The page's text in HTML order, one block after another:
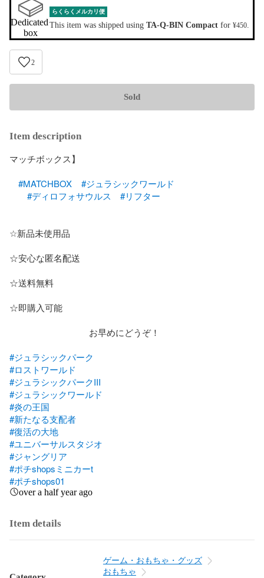
Dedicated
box
らくらくメルカリ便
This item was shipped using TA-Q-BIN Compact for ¥450.
2
Sold
Item description
マッチボックス】
#MATCHBOX
#ジュラシックワールド
#ディロフォサウルス
#リフター
☆新品未使用品
☆安心な匿名配送
☆送料無料
☆即購入可能
お早めにどうぞ！
#ジュラシックパーク
#ロストワールド
#ジュラシックパークIII
#ジュラシックワールド
#炎の王国
#新たなる支配者
#復活の大地
#ユニバーサルスタジオ
#ジャングリア
#ポチshopsミニカーt
#ポチshops01
over a half year ago
Item details
ゲーム・おもちゃ・グッズ
おもちゃ